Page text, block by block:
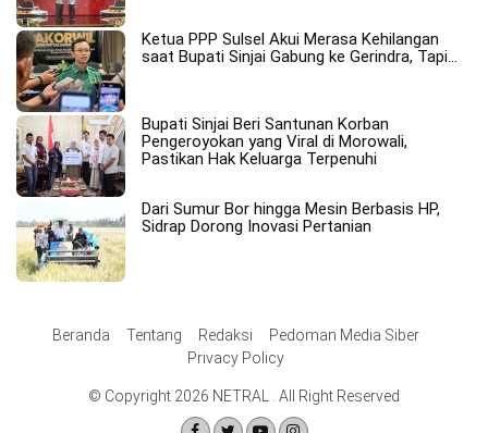
Ketua PPP Sulsel Akui Merasa Kehilangan
saat Bupati Sinjai Gabung ke Gerindra, Tapi…
Bupati Sinjai Beri Santunan Korban
Pengeroyokan yang Viral di Morowali,
Pastikan Hak Keluarga Terpenuhi
Dari Sumur Bor hingga Mesin Berbasis HP,
Sidrap Dorong Inovasi Pertanian
Beranda Tentang Redaksi
Pedoman Media Siber
Privacy Policy
© Copyright 2026 NETRAL . All Right Reserved